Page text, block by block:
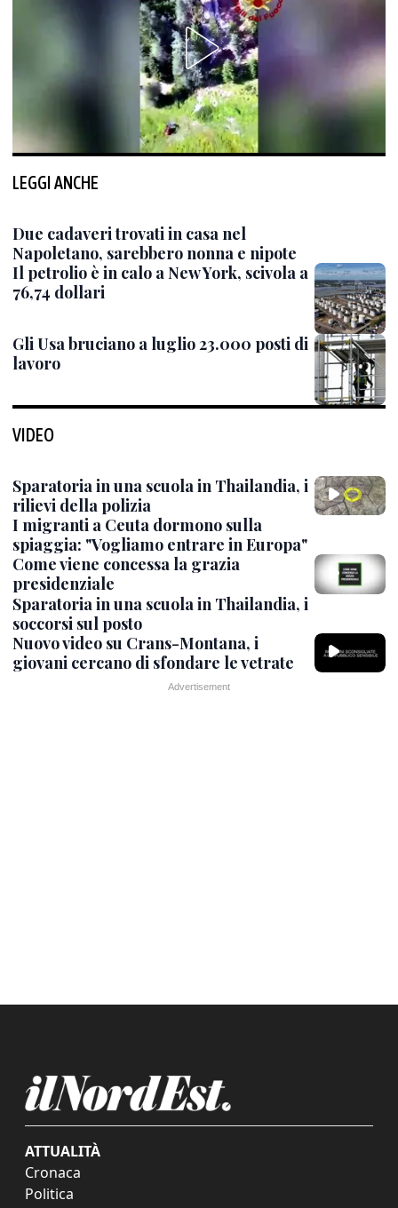
LEGGI ANCHE
Due cadaveri trovati in casa nel
Napoletano, sarebbero nonna e nipote
Il petrolio è in calo a New York, scivola a
76,74 dollari
Gli Usa bruciano a luglio 23.000 posti di
lavoro
VIDEO
Sparatoria in una scuola in Thailandia, i
rilievi della polizia
I migranti a Ceuta dormono sulla
spiaggia: "Vogliamo entrare in Europa"
Come viene concessa la grazia
presidenziale
Sparatoria in una scuola in Thailandia, i
soccorsi sul posto
Nuovo video su Crans-Montana, i
giovani cercano di sfondare le vetrate
ATTUALITÀ
Cronaca
Politica